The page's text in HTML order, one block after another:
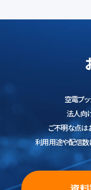
空電プ
法人向
ご不明な点は
利用用途や配信数